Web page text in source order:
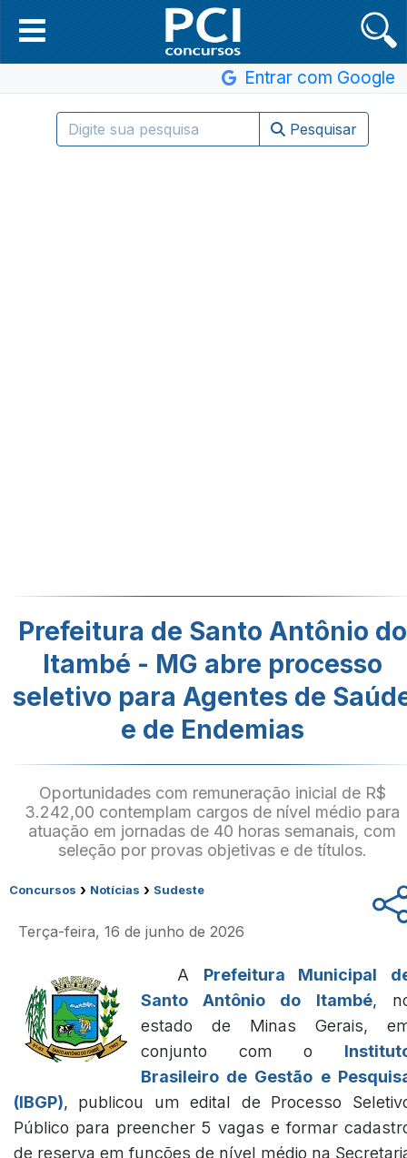
Entrar com Google
Pesquisar
Prefeitura de Santo Antônio do
Itambé - MG abre processo
seletivo para Agentes de
e de Endemias
Oportunidades com remuneração inicial de R$
3.242,00 contemplam cargos de nível médio para
atuação em jornadas de 40 horas semanais, com
seleção por provas objetivas e de títulos.
Concursos › Notícias › Sudeste
Terça-feira, 16 de junho de 2026
A Prefeitura Municipal
Santo Antônio do Itambé,
estado de Minas Gerais,
conjunto com o
Brasileiro de Gestão e
(IBGP), publicou um edital de Processo
Público para preencher 5 vagas e formar
de reserva em funções de nível médio na